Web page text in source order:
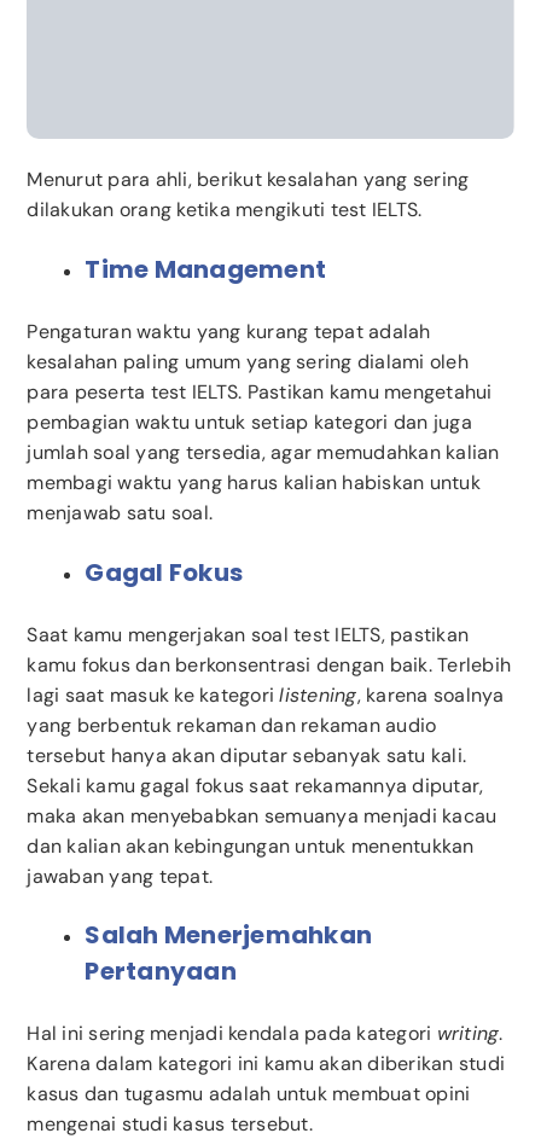
Menurut para ahli, berikut kesalahan yang sering
dilakukan orang ketika mengikuti test IELTS.
Time Management
Pengaturan waktu yang kurang tepat adalah
kesalahan paling umum yang sering dialami oleh
para peserta test IELTS. Pastikan kamu mengetahui
pembagian waktu untuk setiap kategori dan juga
jumlah soal yang tersedia, agar memudahkan kalian
membagi waktu yang harus kalian habiskan untuk
menjawab satu soal.
Gagal Fokus
Saat kamu mengerjakan soal test IELTS, pastikan
kamu fokus dan berkonsentrasi dengan baik. Terlebih
lagi saat masuk ke kategorilistening, karena soalnya
yang berbentuk rekaman dan rekaman audio
tersebut hanya akan diputar sebanyak satu kali.
Sekali kamu gagal fokus saat rekamannya diputar,
maka akan menyebabkan semuanya menjadi kacau
dan kalian akan kebingungan untuk menentukkan
jawaban yang tepat.
Salah Menerjemahkan
Pertanyaan
Hal ini sering menjadi kendala pada kategori writing.
Karena dalam kategori ini kamu akan diberikan studi
kasus dan tugasmu adalah untuk membuat opini
mengenai studi kasus tersebut.